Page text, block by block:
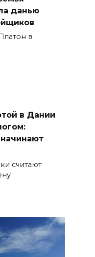
данью
в
в Дании
считают